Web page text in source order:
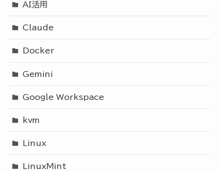
AI活用
Claude
Docker
Gemini
Google Workspace
kvm
Linux
LinuxMint